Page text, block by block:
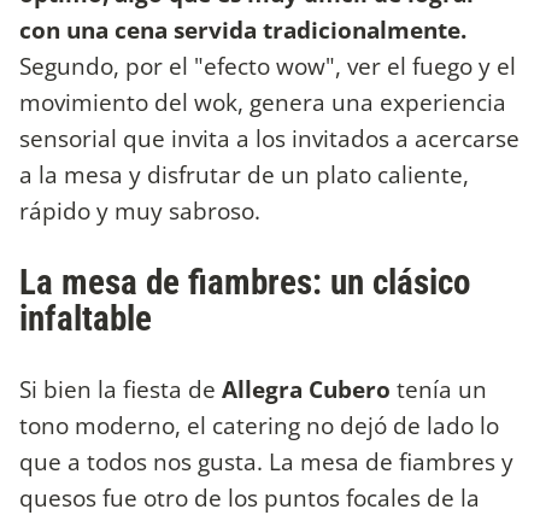
con una cena servida tradicionalmente.
Segundo, por el "efecto wow", ver el fuego y el
movimiento del wok, genera una experiencia
sensorial que invita a los invitados a acercarse
a la mesa y disfrutar de un plato caliente,
rápido y muy sabroso.
La mesa de fiambres: un clásico
infaltable
Si bien la fiesta de Allegra Cubero tenía un
tono moderno, el catering no dejó de lado lo
que a todos nos gusta. La mesa de fiambres y
quesos fue otro de los puntos focales de la